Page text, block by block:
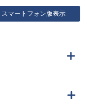
スマートフォン版表示